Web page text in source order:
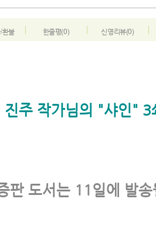
환불 한줄평(0) 신영리뷰(0)
진주 작가님의 "샤인"
판 도서는 11일에 발